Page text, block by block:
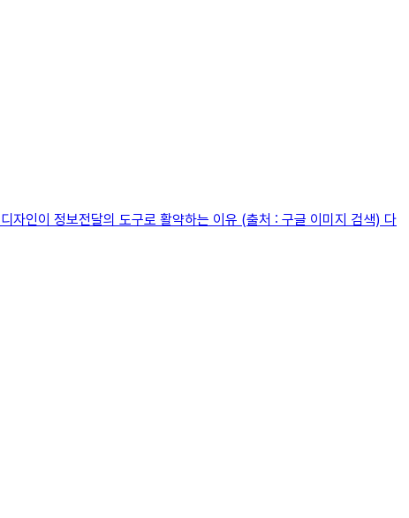
자인이 정보전달의 도구로 활약하는 이유 (출처 : 구글 이미지 검색) 다